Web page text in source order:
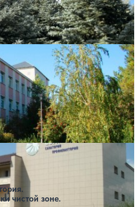
Крытый бассейн
медицинской
на выбранные даты
вариант
чистой зоне.
мест на выбранные даты
вариант